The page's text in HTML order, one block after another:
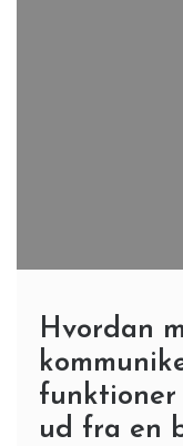
Hvordan
funktioner
ud fra en